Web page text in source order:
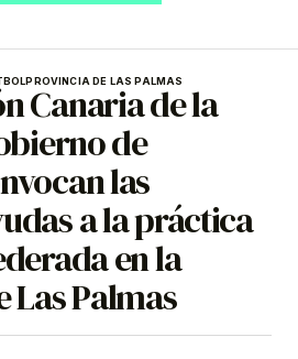
PROVINCIA DE LAS PALMAS
Canaria de la
de
las
a la práctica
en la
Palmas